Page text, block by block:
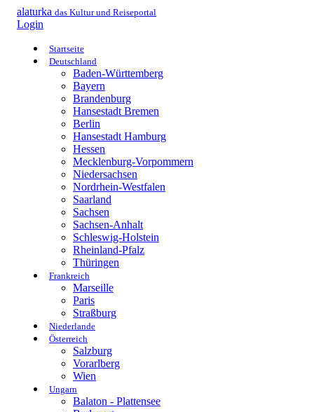
alaturka das Kultur und Reiseportal
Login
Startseite
Deutschland
Baden-Württemberg
Bayern
Brandenburg
Hansestadt Bremen
Berlin
Hansestadt Hamburg
Hessen
Mecklenburg-Vorpommern
Niedersachsen
Nordrhein-Westfalen
Saarland
Sachsen
Sachsen-Anhalt
Schleswig-Holstein
Rheinland-Pfalz
Thüringen
Frankreich
Marseille
Paris
Straßburg
Niederlande
Österreich
Salzburg
Vorarlberg
Wien
Ungarn
Balaton - Plattensee